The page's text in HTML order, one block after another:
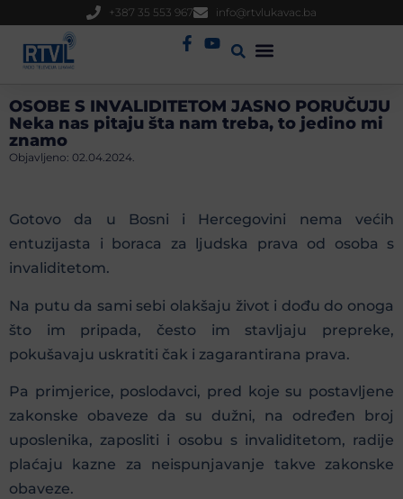
+387 35 553 967 info@rtvlukavac.ba
OSOBE S INVALIDITETOM JASNO PORUČUJU
Neka nas pitaju šta nam treba, to jedino mi
znamo
Objavljeno: 02.04.2024.
Gotovo da u Bosni i Hercegovini nema većih
entuzijasta i boraca za ljudska prava od osoba s
invaliditetom.
Na putu da sami sebi olakšaju život i dođu do onoga
što im pripada, često im stavljaju prepreke,
pokušavaju uskratiti čak i zagarantirana prava.
Pa primjerice, poslodavci, pred koje su postavljene
zakonske obaveze da su dužni, na određen broj
uposlenika, zaposliti i osobu s invaliditetom, radije
plaćaju kazne za neispunjavanje takve zakonske
obaveze.